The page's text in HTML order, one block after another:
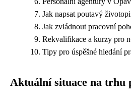
Jak napsat poutavý
Jak zvládnout pracovní
Rekvalifikace a kurzy pro
Tipy pro úspěšné hledání
Aktuální situace na trhu